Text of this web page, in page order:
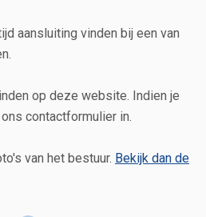
aansluiting vinden bij een van
op deze website. Indien je
contactformulier in.
van het bestuur. Bekijk dan de